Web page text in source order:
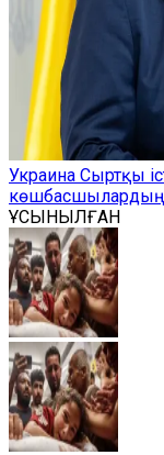
Украина Сыртқы
көшбасшылардың
ҰСЫНЫЛҒАН